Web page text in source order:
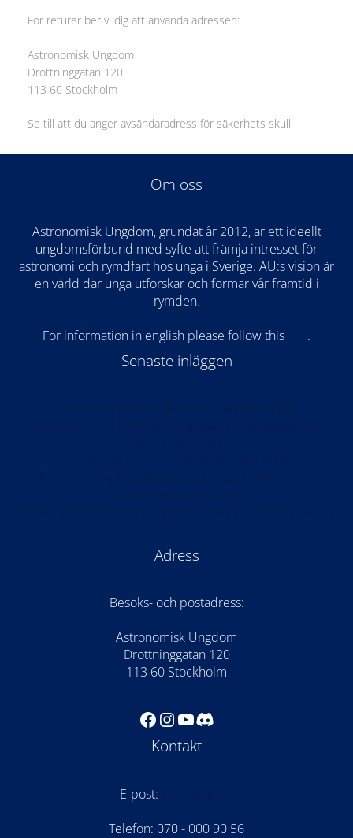
För returer ber vi dig att använda adressen:
Astronomisk Ungdom
Drottninggatan 120
113 60 Stockholm
Se till att du anger avsändaradress för säkerhets skull.
Om oss
Astronomisk Ungdom, grundat år 2012, är ett ideellt
ungdomsförbund med syfte att främja intresset för
astronomi och rymdfart hos unga i Sverige. AU:s vision är
en värld där unga utforskar och formar vår framtid i
rymden.
For information in english please follow this
.
Senaste inläggen
Adress
Besöks- och postadress:
Astronomisk Ungdom
Drottninggatan 120
113 60 Stockholm
Facebook
Instagram
YouTube
Discord
Kontakt
E-post:
Telefon: 070 - 000 90 56